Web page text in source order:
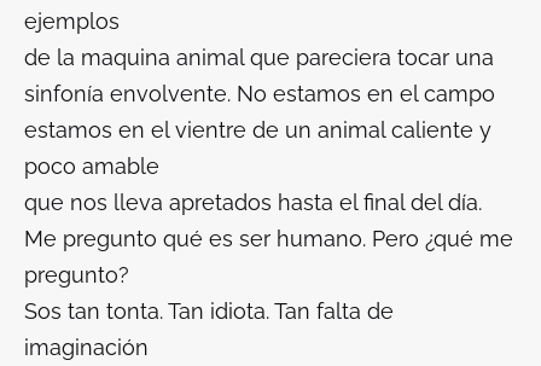
ejemplos
de la maquina animal que pareciera tocar una
sinfonía envolvente. No estamos en el campo
estamos en el vientre de un animal caliente y
poco amable
que nos lleva apretados hasta el final del día.
Me pregunto qué es ser humano. Pero ¿qué me
pregunto?
Sos tan tonta. Tan idiota. Tan falta de
imaginación